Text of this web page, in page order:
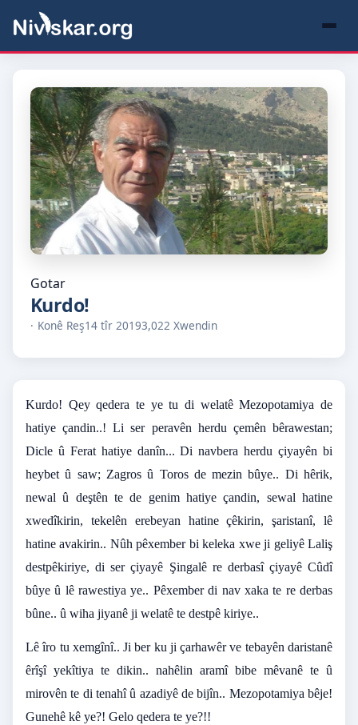
Gotar
Kurdo!
Konê Reş14 tîr 20193,022 Xwendin
Kurdo! Qey qedera te ye tu di welatê Mezopotamiya de
hatiye çandin..! Li ser peravên herdu çemên bêrawestan;
Dicle û Ferat hatiye danîn... Di navbera herdu çiyayên bi
heybet û saw; Zagros û Toros de mezin bûye.. Di hêrik,
newal û deştên te de genim hatiye çandin, sewal hatine
xwedîkirin, tekelên erebeyan hatine çêkirin, şaristanî, lê
hatine avakirin.. Nûh pêxember bi keleka xwe ji geliyê Laliş
destpêkiriye, di ser çiyayê Şingalê re derbasî çiyayê Cûdî
bûye û lê rawestiya ye.. Pêxember di nav xaka te re derbas
bûne.. û wiha jiyanê ji welatê te destpê kiriye..
Lê îro tu xemgînî.. Ji ber ku ji çarhawêr ve tebayên daristanê
êrîşî yekîtiya te dikin.. nahêlin aramî bibe mêvanê te û
mirovên te di tenahî û azadiyê de bijîn.. Mezopotamiya bêje!
Gunehê kê ye?! Gelo qedera te ye?!!